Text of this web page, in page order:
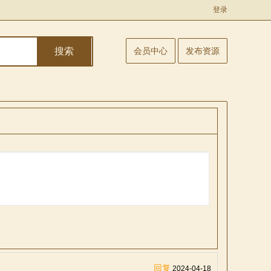
登录
搜索 会员中心 发布资源
回复 2024-04-18